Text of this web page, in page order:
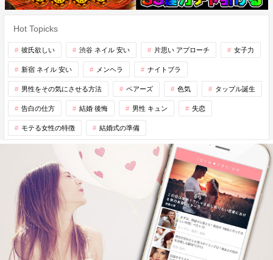
Hot Topicks
彼氏欲しい 渋谷 ネイル 安い 片思い アプローチ 女子力
新宿 ネイル 安い メンヘラ ナイトブラ
男性をその気にさせる方法 ペアーズ 色気 タップル誕生
告白の仕方 結婚 後悔 男性 キュン 失恋
モテる女性の特徴 結婚式の準備